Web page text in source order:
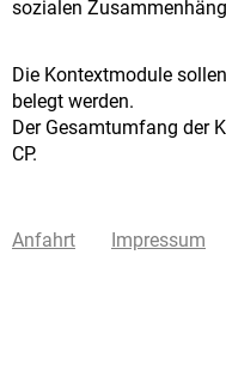
sozialen
Die Kontextmodule
belegt werden.
Der Gesamtumfang der
CP.
Anfahrt Impressum